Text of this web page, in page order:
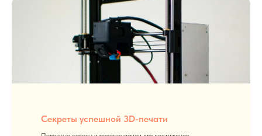
Секреты успешной 3D-печати